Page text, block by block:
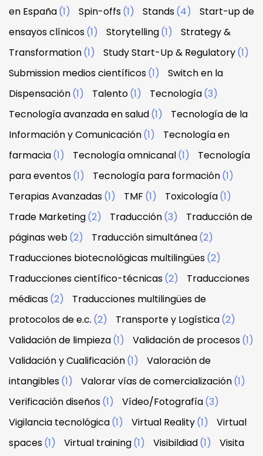
en España(1) Spin-offs(1) Stands(4)
Start-up de
ensayos clínicos(1) Storytelling(1)
Strategy &
Transformation(1) Study Start-Up & Regulatory(1)
Submission medios científicos(1)
Switch en la
Dispensación(1) Talento(1) Tecnología(3)
Tecnología avanzada en salud(1)
Tecnología de la
Información y Comunicación(1)
Tecnología en
farmacia(1) Tecnología omnicanal(1)
Tecnología
para eventos(1) Tecnología para formación(1)
Terapias Avanzadas(1) TMF (1) Toxicología(1)
Trade Marketing(2) Traducción(3)
Traducción de
páginas web(2) Traducción simultánea(2)
Traducciones biotecnológicas multilingües(2)
Traducciones científico-técnicas(2)
Traducciones
médicas(2)
Traducciones multilingües de
protocolos de e.c. (2) Transporte y Logística(2)
Validación de limpieza(1) Validación de procesos(1)
Validación y Cualificación(1)
Valoración de
intangibles(1) Valorar vías de comercialización(1)
Verificación diseños(1) Vídeo/Fotografía(3)
Vigilancia tecnológica(1) Virtual Reality(1)
Virtual
spaces(1) Virtual training(1) Visibildiad(1)
Visita